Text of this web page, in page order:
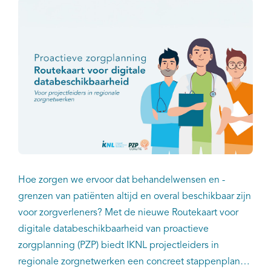
Hoe zorgen we ervoor dat behandelwensen en -
grenzen van patiënten altijd en overal beschikbaar zijn
voor zorgverleners? Met de nieuwe Routekaart voor
digitale databeschikbaarheid van proactieve
zorgplanning (PZP) biedt IKNL projectleiders in
regionale zorgnetwerken een concreet stappenplan